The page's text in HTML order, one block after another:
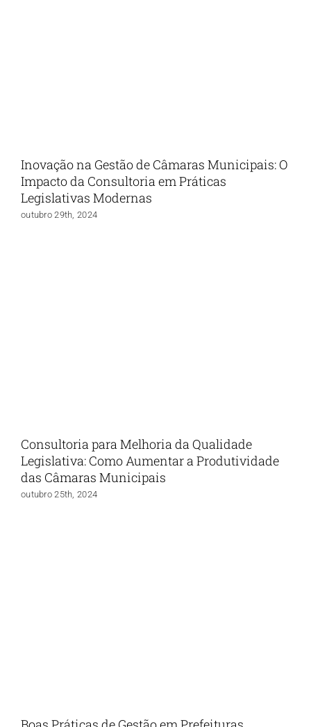
Inovação na Gestão de Câmaras Municipais: O
Impacto da Consultoria em Práticas
Legislativas Modernas
outubro 29th, 2024
Consultoria para Melhoria da Qualidade
Legislativa: Como Aumentar a Produtividade
das Câmaras Municipais
outubro 25th, 2024